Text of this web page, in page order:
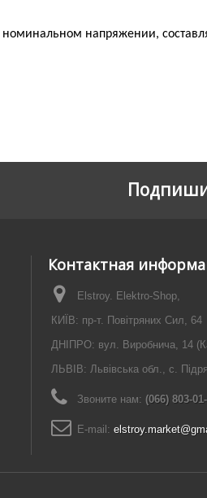
напряжении,
Контактная
Elstroy. Elektro-Shop,
КИЇВ: пр-т. Повітряних Сил, 64
ДНІПРО: вул. Виробнича, 14
ЛЬВІВ: Львівська обл., с.
Звоните нам: (066) 803-
E-mail: